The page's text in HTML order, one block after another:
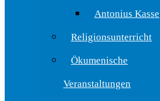
Antonius Kasse
Religionsunterricht
Ökumenische
Veranstaltungen